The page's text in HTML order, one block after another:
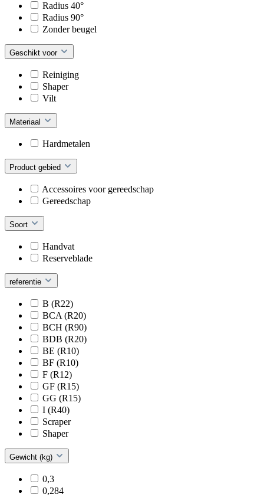
Radius 40°
Radius 90°
Zonder beugel
Geschikt voor
Reiniging
Shaper
Vilt
Materiaal
Hardmetalen
Product gebied
Accessoires voor gereedschap
Gereedschap
Soort
Handvat
Reserveblade
referentie
B (R22)
BCA (R20)
BCH (R90)
BDB (R20)
BE (R10)
BF (R10)
F (R12)
GF (R15)
GG (R15)
I (R40)
Scraper
Shaper
Gewicht (kg)
0,3
0,284